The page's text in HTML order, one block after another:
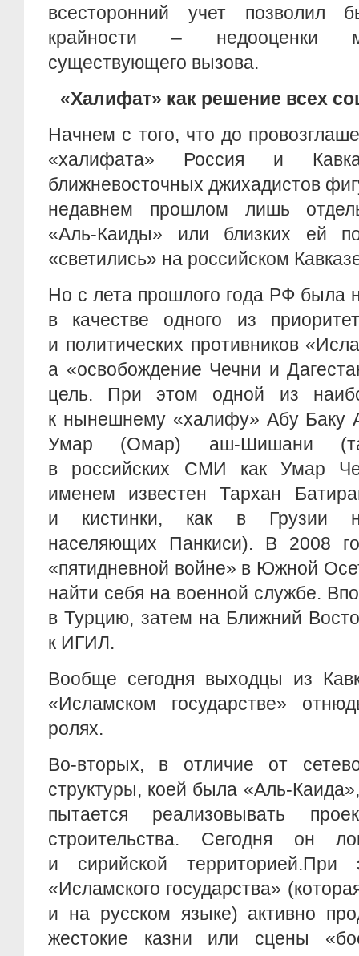
всесторонний учет позволил
крайности – недооценки
существующего вызова.
«Халифат» как решение всех
Начнем с того, что до
«халифата» Россия и
ближневосточных джихадистов
недавнем прошлом лишь
«Аль-Каиды» или близких ей
«светились» на российском
Но с лета прошлого года РФ была
в качестве одного из
и политических противников
а «освобождение Чечни и
цель. При этом одной из
к нынешнему «халифу» Абу Баку
Умар (Омар) аш-Шишани
в российских СМИ как Умар
именем известен Тархан
и кистинки, как в Грузии
населяющих Панкиси). В 2008
«пятидневной войне» в Южной
найти себя на военной службе.
в Турцию, затем на Ближний
к ИГИЛ.
Вообще сегодня выходцы из
«Исламском государстве»
ролях.
Во-вторых, в отличие от
структуры, коей была «Аль-
пытается реализовывать
строительства. Сегодня он
и сирийской территорией.При
«Исламского государства»
и на русском языке) активно
жестокие казни или сцены